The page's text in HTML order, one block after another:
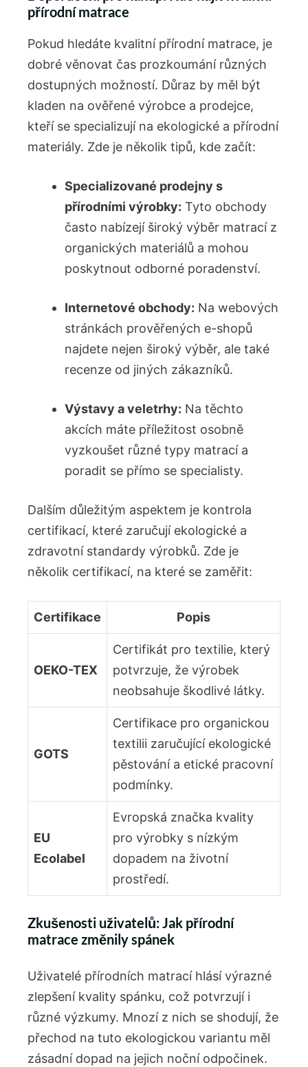
přírodní matrace
Pokud hledáte kvalitní přírodní ​matrace, je
dobré věnovat čas prozkoumání různých ​
dostupných ⁢možností. Důraz by měl být
kladen na ověřené výrobce a prodejce,
kteří se⁤ specializují na ekologické a přírodní
materiály. Zde je několik tipů, kde začít:
Specializované prodejny s
přírodními výrobky: Tyto obchody‍
často nabízejí široký výběr matrací ‍z
organických materiálů a mohou
poskytnout odborné poradenství.
Internetové obchody: Na webových
‌stránkách ⁤prověřených e-shopů
najdete nejen široký výběr,​ ale také
recenze od jiných zákazníků.
Výstavy a‍ veletrhy: Na​ těchto
akcích máte příležitost osobně
‍vyzkoušet různé typy ⁤matrací a
poradit se přímo se specialisty.
Dalším důležitým aspektem ⁣je kontrola
certifikací, které zaručují ekologické a
zdravotní standardy ⁢výrobků. ⁣Zde je
několik certifikací, na⁣ které se zaměřit:
Certifikace Popis
OEKO-TEX
Certifikát pro textilie, který
potvrzuje, že výrobek
neobsahuje škodlivé ‌látky.
GOTS
Certifikace​ pro organickou
textilii zaručující ekologické
pěstování⁢ a etické pracovní
podmínky.
EU
Ecolabel
Evropská značka kvality
pro výrobky s nízkým
dopadem na životní
prostředí.
Zkušenosti uživatelů: Jak přírodní
matrace změnily spánek
Uživatelé přírodních ‍matrací hlásí výrazné⁤
zlepšení‌ kvality spánku, což potvrzují i
různé výzkumy. Mnozí ​z nich se shodují,⁣ že
přechod na tuto ekologickou variantu měl
zásadní dopad na jejich noční​ odpočinek.